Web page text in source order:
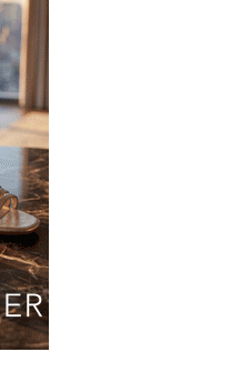
года выпуска,
тренду на
балеток и
и с тонкой подошвой).
присутствует еще и…